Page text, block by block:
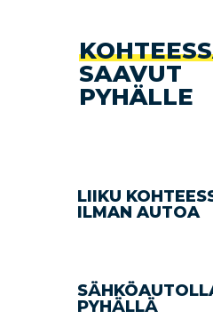
SAAVUT
PYHÄLLE
LIIKU
ILMAN AUTOA
PYHÄLLÄ